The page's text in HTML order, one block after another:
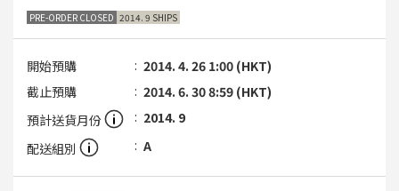
PRE-ORDER CLOSED 2014. 9 SHIPS
開始預購
2014. 4. 26 1:00 (HKT)
截止預購
2014. 6. 30 8:59 (HKT)
預計送貨月份
2014. 9
配送組別
A